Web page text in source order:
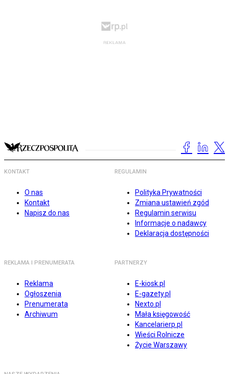
KONTAKT
O nas
Kontakt
Napisz do nas
REGULAMIN
Polityka Prywatności
Zmiana ustawień zgód
Regulamin serwisu
Informacje o nadawcy
Deklaracja dostępności
REKLAMA I PRENUMERATA
Reklama
Ogłoszenia
Prenumerata
Archiwum
PARTNERZY
E-kiosk.pl
E-gazety.pl
Nexto.pl
Mała księgowość
Kancelarierp.pl
Wieści Rolnicze
Życie Warszawy